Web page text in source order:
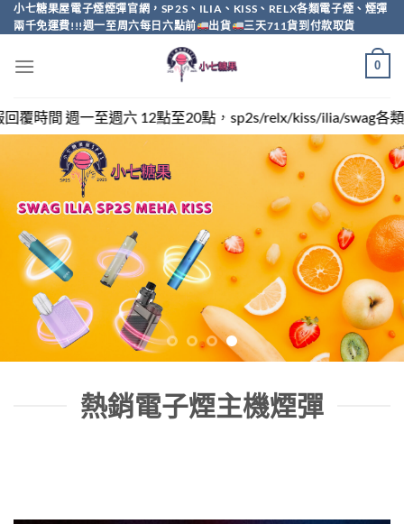
Skip
to
小七糖果屋電子煙煙彈官網，SP2S、ILIA、KISS、RELX各類電子煙、煙彈
兩千免運費!!!週一至周六每日六點前
出貨 三天711貨到付款取貨
0
至20點，sp2s/relx/kiss/ilia/swag各類電子煙煙彈買越多越便
熱銷電子煙主機煙彈